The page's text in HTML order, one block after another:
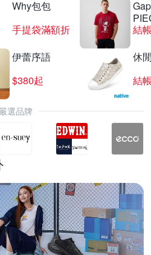
Why包包
手提袋滿額折
結
伊蕾序語
$380起
休
結
嚴選品牌